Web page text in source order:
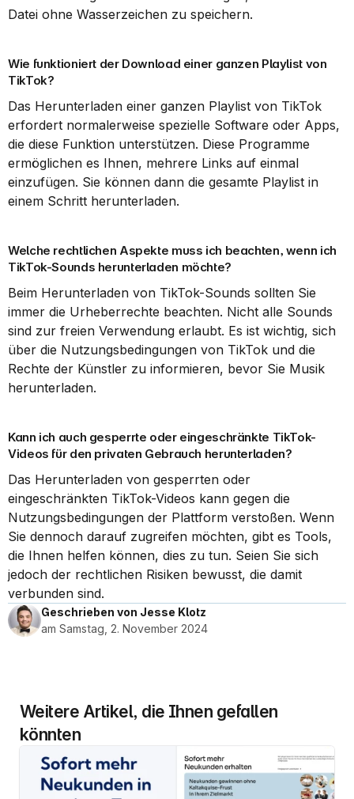
Datei ohne Wasserzeichen zu speichern.
Wie funktioniert der Download einer ganzen Playlist von
TikTok?
Das Herunterladen einer ganzen Playlist von TikTok
erfordert normalerweise spezielle Software oder Apps,
die diese Funktion unterstützen. Diese Programme
ermöglichen es Ihnen, mehrere Links auf einmal
einzufügen. Sie können dann die gesamte Playlist in
einem Schritt herunterladen.
Welche rechtlichen Aspekte muss ich beachten, wenn ich
TikTok-Sounds herunterladen möchte?
Beim Herunterladen von TikTok-Sounds sollten Sie
immer die Urheberrechte beachten. Nicht alle Sounds
sind zur freien Verwendung erlaubt. Es ist wichtig, sich
über die Nutzungsbedingungen von TikTok und die
Rechte der Künstler zu informieren, bevor Sie Musik
herunterladen.
Kann ich auch gesperrte oder eingeschränkte TikTok-
Videos für den privaten Gebrauch herunterladen?
Das Herunterladen von gesperrten oder
eingeschränkten TikTok-Videos kann gegen die
Nutzungsbedingungen der Plattform verstoßen. Wenn
Sie dennoch darauf zugreifen möchten, gibt es Tools,
die Ihnen helfen können, dies zu tun. Seien Sie sich
jedoch der rechtlichen Risiken bewusst, die damit
verbunden sind.
Geschrieben von Jesse Klotz
am Samstag, 2. November 2024
Weitere Artikel, die Ihnen gefallen
könnten